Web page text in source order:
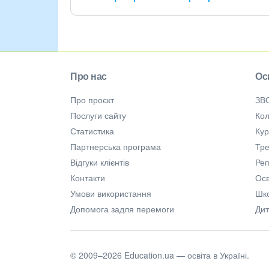
Про нас
Про проєкт
Послуги сайту
Статистика
Партнерська програма
Відгуки клієнтів
Контакти
Умови використання
Допомога задля перемоги
© 2009–2026 Education.ua — освіта в Україні.